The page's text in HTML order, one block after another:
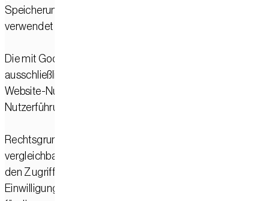
Speicherung zur Ableitung ungefährer Standortdaten
verwendet und anschließend gelöscht.
Die mit Google Analytics erhobenen Daten verwenden wir
ausschließlich zu statistischen Zwecken, zur Analyse der
Website-Nutzung sowie zur Verbesserung unserer Inhalte,
Nutzerführung und technischen Darstellung.
Rechtsgrundlage für die Speicherung von Cookies oder
vergleichbaren Technologien auf Ihrem Endgerät sowie für
den Zugriff auf Informationen in Ihrem Endgerät ist Ihre
Einwilligung gemäß § 25 Abs. 1 TDDDG. Rechtsgrundlage